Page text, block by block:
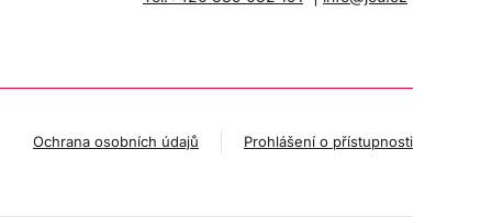
Ochrana osobních údajů Prohlášení o přístupnosti